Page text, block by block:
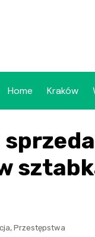
Home Kraków
, Przestępstwa